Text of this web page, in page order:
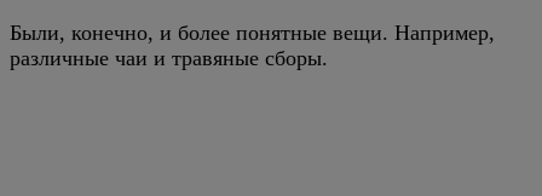
Были, конечно, и более понятные вещи. Например,
различные чаи и травяные сборы.